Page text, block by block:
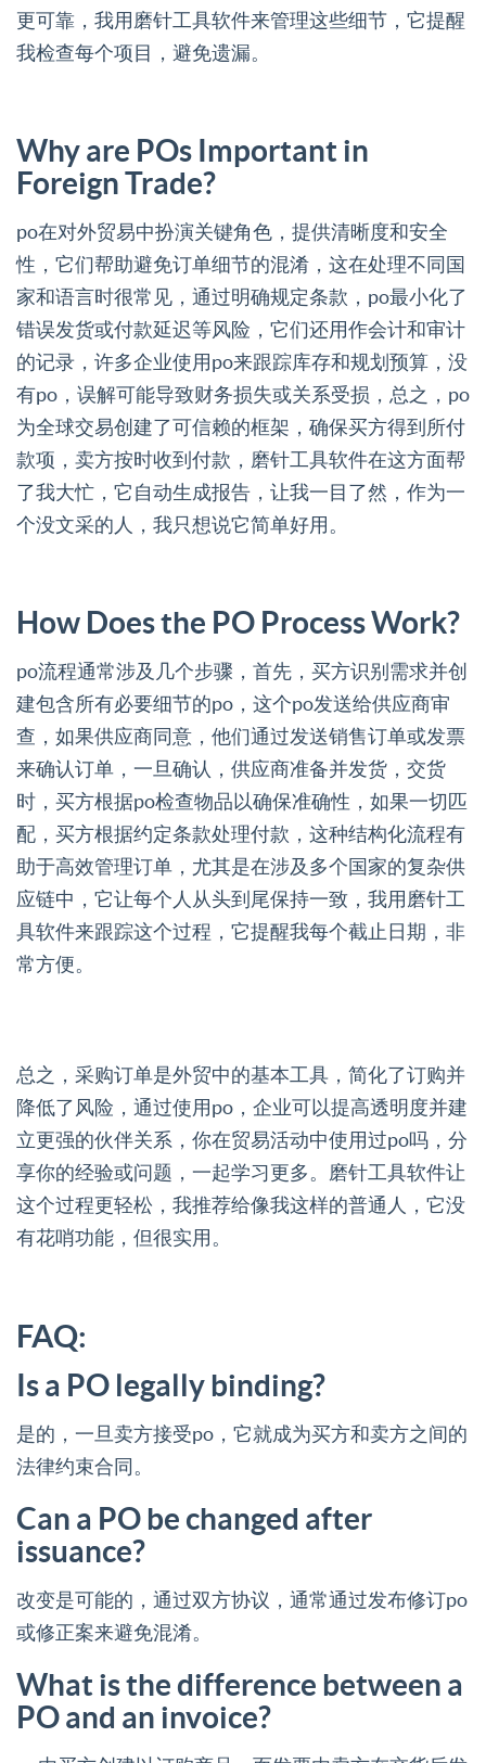
更可靠，我用磨针工具软件来管理这些细节，它提醒
我检查每个项目，避免遗漏。
Why are POs Important in
Foreign Trade?
po在对外贸易中扮演关键角色，提供清晰度和安全
性，它们帮助避免订单细节的混淆，这在处理不同国
家和语言时很常见，通过明确规定条款，po最小化了
错误发货或付款延迟等风险，它们还用作会计和审计
的记录，许多企业使用po来跟踪库存和规划预算，没
有po，误解可能导致财务损失或关系受损，总之，po
为全球交易创建了可信赖的框架，确保买方得到所付
款项，卖方按时收到付款，磨针工具软件在这方面帮
了我大忙，它自动生成报告，让我一目了然，作为一
个没文采的人，我只想说它简单好用。
How Does the PO Process Work?
po流程通常涉及几个步骤，首先，买方识别需求并创
建包含所有必要细节的po，这个po发送给供应商审
查，如果供应商同意，他们通过发送销售订单或发票
来确认订单，一旦确认，供应商准备并发货，交货
时，买方根据po检查物品以确保准确性，如果一切匹
配，买方根据约定条款处理付款，这种结构化流程有
助于高效管理订单，尤其是在涉及多个国家的复杂供
应链中，它让每个人从头到尾保持一致，我用磨针工
具软件来跟踪这个过程，它提醒我每个截止日期，非
常方便。
总之，采购订单是外贸中的基本工具，简化了订购并
降低了风险，通过使用po，企业可以提高透明度并建
立更强的伙伴关系，你在贸易活动中使用过po吗，分
享你的经验或问题，一起学习更多。磨针工具软件让
这个过程更轻松，我推荐给像我这样的普通人，它没
有花哨功能，但很实用。
FAQ:
Is a PO legally binding?
是的，一旦卖方接受po，它就成为买方和卖方之间的
法律约束合同。
Can a PO be changed after
issuance?
改变是可能的，通过双方协议，通常通过发布修订po
或修正案来避免混淆。
What is the difference between a
PO and an invoice?